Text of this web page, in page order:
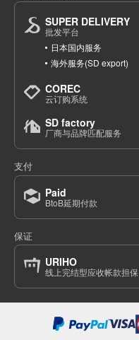
SUPER DELIVERY
批发平台
日本国内服务
海外服务(SD export)
COREC
云订购系统
SD factory
厂商与品牌匹配服务
支付
Paid
BtoB延期付款
保证
URIHO
线上完结型应收帐款担保